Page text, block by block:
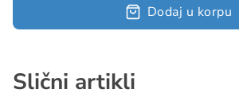
Dodaj u korpu
Slični artikli